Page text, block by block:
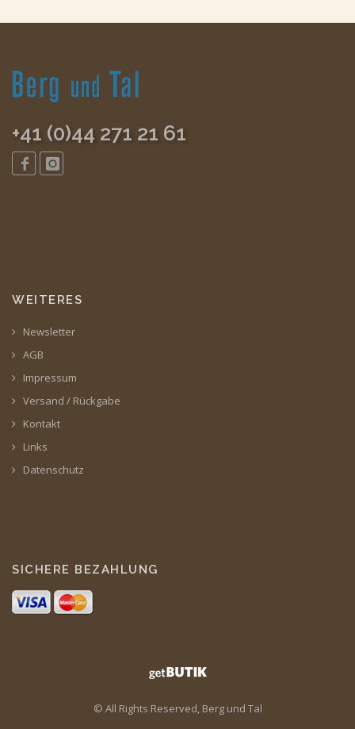
+41 (0)44 271 21 61
WEITERES
Newsletter
AGB
Impressum
Versand / Rückgabe
Kontakt
Links
Datenschutz
SICHERE BEZAHLUNG
© All Rights Reserved, Berg und Tal